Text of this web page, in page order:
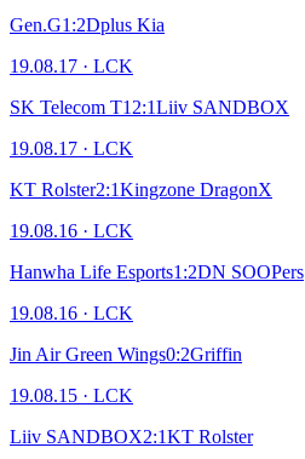
Gen.G1 :2Dplus Kia
19.08.17 · LCK
SK Telecom T1 2:1Liiv SANDBOX
19.08.17 · LCK
KT Rolster2:1Kingzone DragonX
19.08.16 · LCK
Hanwha Life Esports1 :2DN SOOPers
19.08.16 · LCK
Jin Air Green Wings0:2Griffin
19.08.15 · LCK
Liiv SANDBOX2:1KT Rolster